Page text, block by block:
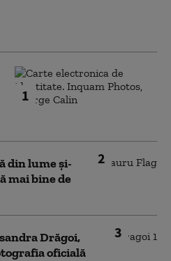
1
2
din lume și-
mai bine de
3
Drăgoi,
oficială